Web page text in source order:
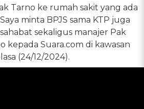
Tarno ke rumah sakit yang ada
minta BPJS sama KTP juga
sekaligus manajer Pak
kepada Suara.com di kawasan
(24/12/2024).